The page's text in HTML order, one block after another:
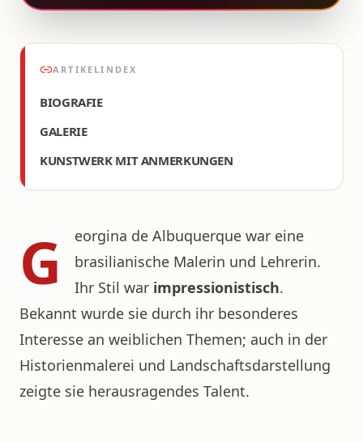
ARTIKELINDEX
BIOGRAFIE
GALERIE
KUNSTWERK MIT ANMERKUNGEN
G
eorgina de Albuquerque war eine
brasilianische Malerin und Lehrerin.
Ihr Stil war impressionistisch.
Bekannt wurde sie durch ihr besonderes
Interesse an weiblichen Themen; auch in der
Historienmalerei und Landschaftsdarstellung
zeigte sie herausragendes Talent.